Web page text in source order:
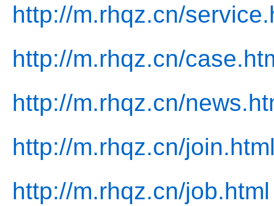
http://m.rhqz.cn/
http://m.rhqz.cn/
http://m.rhqz.cn/
http://m.rhqz.cn/
http://m.rhqz.cn/job.html